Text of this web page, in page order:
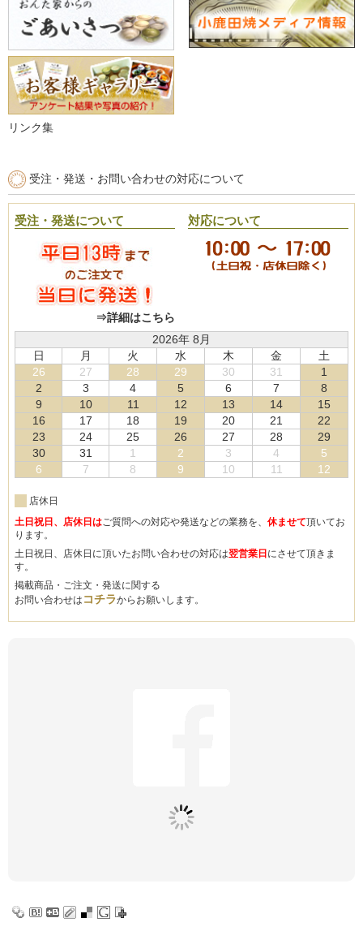
リンク集
受注・発送・お問い合わせの対応について
受注・発送について
⇒詳細はこちら
対応について
2026年 8月
日
月 火 水 木 金
土
26
27 28 29 30 31
1
2
3 4 5 6 7
8
9
10 11 12 13 14
15
16
17 18 19 20 21
22
23
24 25 26 27 28
29
30
31 1 2 3 4
5
6
7 8 9 10 11 12
店休日
土日祝日、店休日はご質問への対応や発送などの業務を、 休ませて頂いてお
ります。
土日祝日、店休日に頂いたお問い合わせの対応は翌営業日にさせて頂きま
す。
掲載商品・ご注文・発送に関する
お問い合わせは コチラからお願いします。